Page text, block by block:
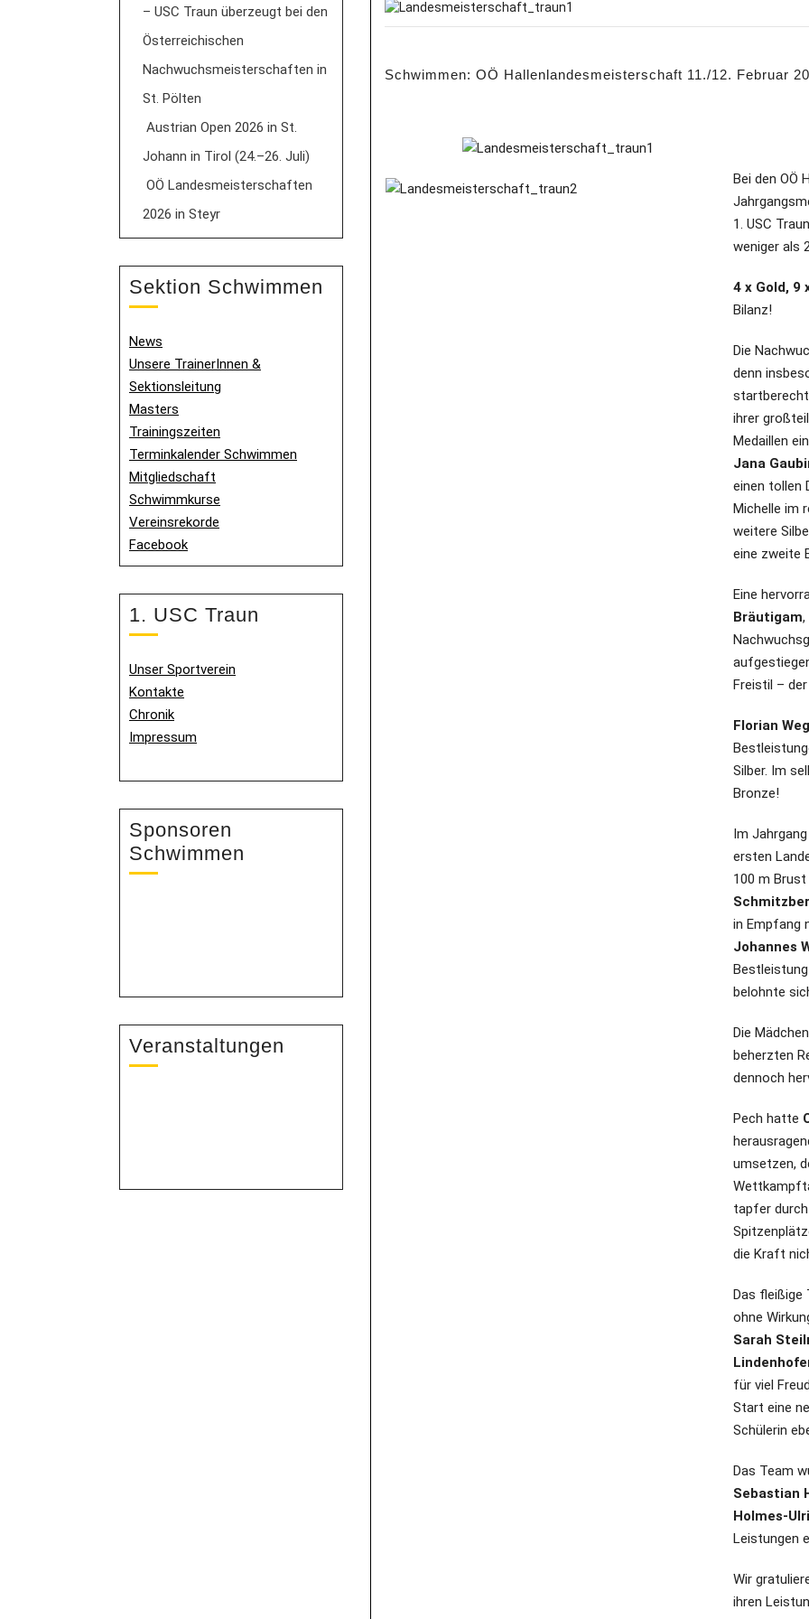
– USC Traun überzeugt bei den
Österreichischen
Nachwuchsmeisterschaften in
St. Pölten
Austrian Open 2026 in St.
Johann in Tirol (24.–26. Juli)
OÖ Landesmeisterschaften
2026 in Steyr
Sektion Schwimmen
News
Unsere TrainerInnen &
Sektionsleitung
Masters
Trainingszeiten
Terminkalender Schwimmen
Mitgliedschaft
Schwimmkurse
Vereinsrekorde
Facebook
1. USC Traun
Unser Sportverein
Kontakte
Chronik
Impressum
Sponsoren
Schwimmen
Veranstaltungen
Schwimmen: OÖ Hallenlandesmeisterschaft 11./12. Februar
Bei den OÖ
1. USC
weniger als
4 x Gold, 9
Bilanz!
Die
denn
ihrer
Medaillen
Jana
einen tollen
Michelle im
weitere
eine zweite
Eine
Bräutigam,
Freistil –
Florian
Silber. Im
Bronze!
Im
ersten
100 m
in Empfang
Johannes
belohnte
Die
beherzten
dennoch
Pech hatte
umsetzen,
tapfer
die Kraft
Das fleißige
ohne
Sarah
für viel
Start eine
Schülerin
Das Team
Sebastian
Holmes-
Leistungen
Wir
ihren